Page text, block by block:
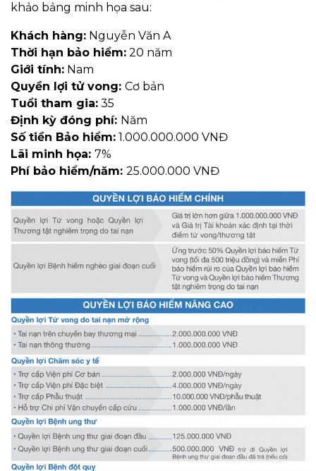
khảo bảng minh họa sau:
Khách hàng: Nguyễn Văn A
Thời hạn bảo hiểm: 20 năm
Giới tính: Nam
Quyền lợi tử vong: Cơ bản
Tuổi tham gia: 35
Định kỳ đóng phí: Năm
Số tiền Bảo hiểm: 1.000.000.000 VNĐ
Lãi minh họa: 7%
Phí bảo hiểm/năm: 25.000.000 VNĐ